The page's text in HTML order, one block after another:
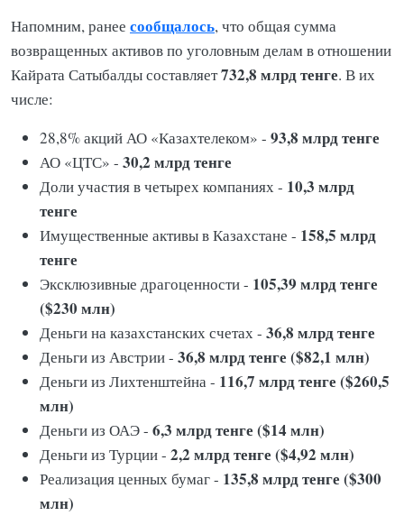
Напомним, ранее сообщалось, что общая сумма
возвращенных активов по уголовным делам в отношении
Кайрата Сатыбалды составляет732,8 млрдтенге. В их
числе:
28,8% акций АО «Казахтелеком» - 93,8 млрд тенге
АО «ЦТС» - 30,2 млрд тенге
Доли участия в четырех компаниях - 10,3 млрд
тенге
Имущественные активы в Казахстане - 158,5 млрд
тенге
Эксклюзивные драгоценности - 105,39 млрд тенге
($230 млн)
Деньги на казахстанских счетах - 36,8 млрд тенге
Деньги из Австрии - 36,8 млрд тенге ($82,1 млн)
Деньги из Лихтенштейна - 116,7 млрд тенге ($260,5
млн)
Деньги из ОАЭ - 6,3 млрд тенге ($14 млн)
Деньги из Турции - 2,2 млрд тенге ($4,92 млн)
Реализация ценных бумаг - 135,8 млрд тенге ($300
млн)